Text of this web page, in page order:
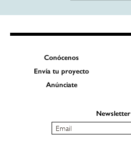
Conócenos
Envía tu proyecto
Anúnciate
Newsletter